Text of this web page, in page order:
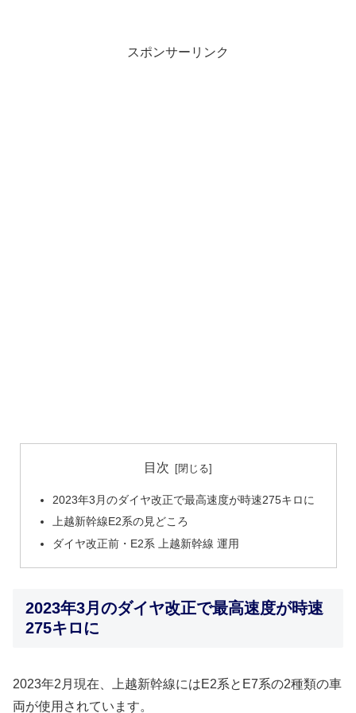
スポンサーリンク
目次
2023年3月のダイヤ改正で最高速度が時速275キロに
上越新幹線E2系の見どころ
ダイヤ改正前・E2系 上越新幹線 運用
2023年3月のダイヤ改正で最高速度が時速
275キロに
2023年2月現在、上越新幹線にはE2系とE7系の2種類の車
両が使用されています。